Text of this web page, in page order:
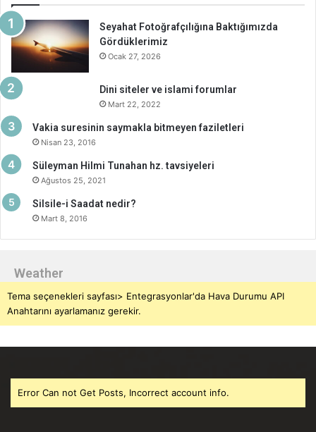
Seyahat Fotoğrafçılığına Baktığımızda
Gördüklerimiz
Ocak 27, 2026
Dini siteler ve islami forumlar
Mart 22, 2022
Vakia suresinin saymakla bitmeyen faziletleri
Nisan 23, 2016
Süleyman Hilmi Tunahan hz. tavsiyeleri
Ağustos 25, 2021
Silsile-i Saadat nedir?
Mart 8, 2016
Weather
Tema seçenekleri sayfası> Entegrasyonlar'da Hava Durumu API
Anahtarını ayarlamanız gerekir.
Error Can not Get Posts, Incorrect account info.